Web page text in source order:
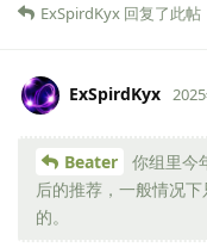
ExSpirdKyx 回复了此帖
ExSpirdKyx
Beater
你组里今
后的推荐，一般情况
的。